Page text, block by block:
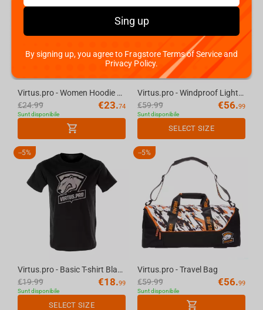
Virtus.pro - Women Hoodie Grey, L
€24.99 €23.74
Sunt disponibile
Virtus.pro - Windproof Light Jacket, S
€59.99 €56.99
Sunt disponibile
SELECT SIZE
- 5%
Virtus.pro - Basic T-shirt Black, XS
€19.99 €18.99
Sunt disponibile
SELECT SIZE
- 5%
Virtus.pro - Travel Bag
€59.99 €56.99
Sunt disponibile
Sing up
By signing up, you agree to Fragstore Terms of Service and
Privacy Policy.